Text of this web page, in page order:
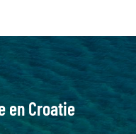
en Croatie